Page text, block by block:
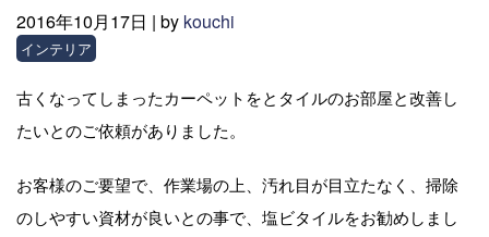
2016年10月17日 | by kouchi
インテリア
古くなってしまったカーペットをとタイルのお部屋と改善し
たいとのご依頼がありました。
お客様のご要望で、作業場の上、汚れ目が目立たなく、掃除
のしやすい資材が良いとの事で、塩ビタイルをお勧めしまし